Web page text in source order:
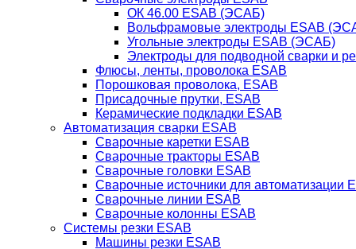
ОК 46.00 ESAB (ЭСАБ)
Вольфрамовые электроды ESAB
Угольные электроды ESAB (ЭСАБ)
Электроды для подводной сварки и
Флюсы, ленты, проволока ESAB
Порошковая проволока, ESAB
Присадочные прутки, ESAB
Керамические подкладки ESAB
Автоматизация сварки ESAB
Сварочные каретки ESAB
Сварочные тракторы ESAB
Сварочные головки ESAB
Сварочные источники для автоматизации
Сварочные линии ESAB
Сварочные колонны ESAB
Системы резки ESAB
Машины резки ESAB